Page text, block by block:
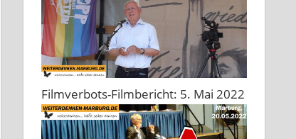
Filmverbots-Filmbericht: 5. Mai 2022